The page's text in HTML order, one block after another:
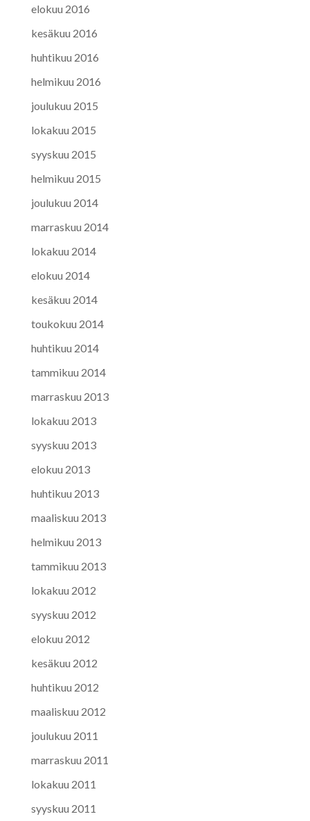
elokuu 2016
kesäkuu 2016
huhtikuu 2016
helmikuu 2016
joulukuu 2015
lokakuu 2015
syyskuu 2015
helmikuu 2015
joulukuu 2014
marraskuu 2014
lokakuu 2014
elokuu 2014
kesäkuu 2014
toukokuu 2014
huhtikuu 2014
tammikuu 2014
marraskuu 2013
lokakuu 2013
syyskuu 2013
elokuu 2013
huhtikuu 2013
maaliskuu 2013
helmikuu 2013
tammikuu 2013
lokakuu 2012
syyskuu 2012
elokuu 2012
kesäkuu 2012
huhtikuu 2012
maaliskuu 2012
joulukuu 2011
marraskuu 2011
lokakuu 2011
syyskuu 2011